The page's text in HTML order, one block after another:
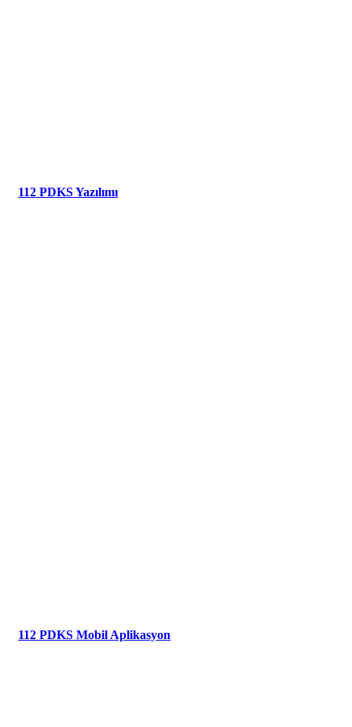
112 PDKS Yazılımı
112 PDKS Mobil Aplikasyon​